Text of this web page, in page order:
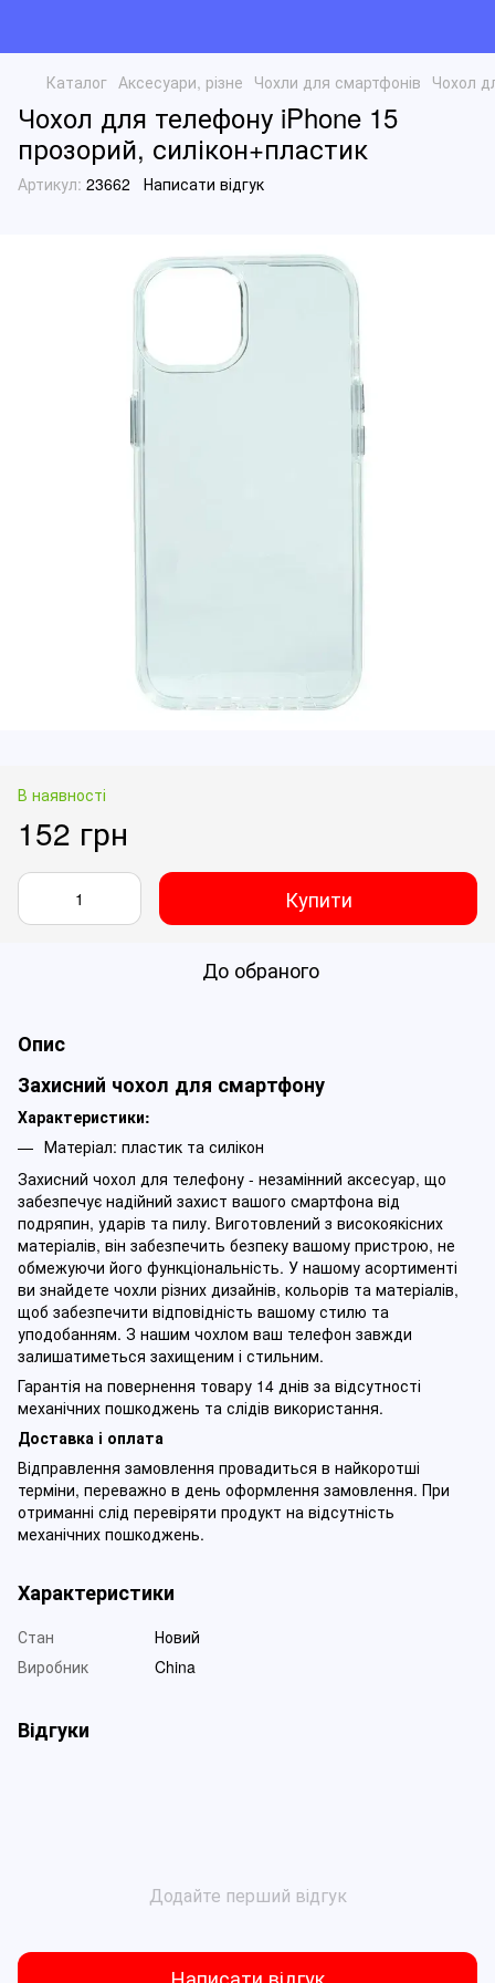
Каталог Аксесуари, різне Чохли для смартфонів Чохол
Чохол для телефону iPhone 15
прозорий, силікон+пластик
Артикул: 23662 Написати відгук
В наявності
152 грн
Купити
До обраного
Опис
Захисний чохол для смартфону
Характеристики:
Матеріал: пластик та силікон
Захисний чохол для телефону - незамінний аксесуар, що
забезпечує надійний захист вашого смартфона від
подряпин, ударів та пилу. Виготовлений з високоякісних
матеріалів, він забезпечить безпеку вашому пристрою, не
обмежуючи його функціональність. У нашому асортименті
ви знайдете чохли різних дизайнів, кольорів та матеріалів,
щоб забезпечити відповідність вашому стилю та
уподобанням. З нашим чохлом ваш телефон завжди
залишатиметься захищеним і стильним.
Гарантія на повернення товару 14 днів за відсутності
механічних пошкоджень та слідів використання.
Доставка і оплата
Відправлення замовлення провадиться в найкоротші
терміни, переважно в день оформлення замовлення. При
отриманні слід перевіряти продукт на відсутність
механічних пошкоджень.
Характеристики
Стан
Новий
Виробник
China
Відгуки
Додайте перший відгук